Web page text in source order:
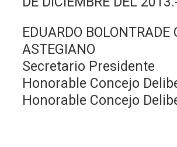
EDUARDO BOLONTRADE
ASTEGIANO
Secretario Presidente
Honorable Concejo
Honorable Concejo